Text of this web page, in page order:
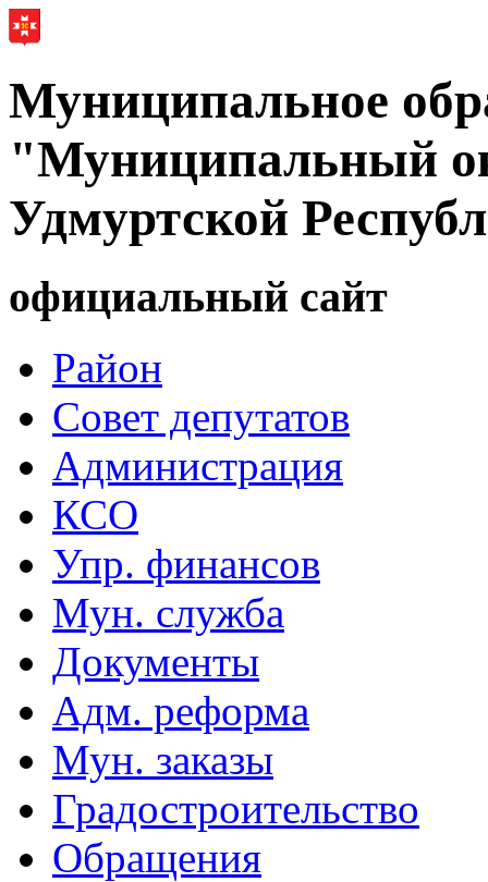
Муниципальное
"Муниципальный
Удмуртской
официальный сайт
Район
Совет депутатов
Администрация
КСО
Упр. финансов
Мун. служба
Документы
Адм. реформа
Мун. заказы
Градостроительство
Обращения